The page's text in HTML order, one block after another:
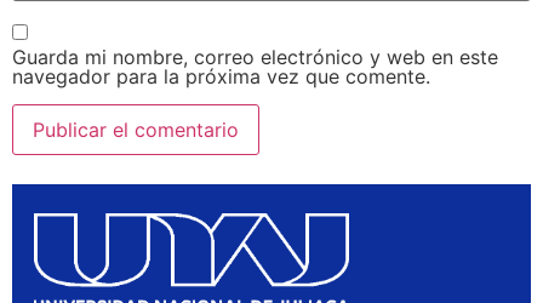
Guarda mi nombre, correo electrónico y web en este
navegador para la próxima vez que comente.